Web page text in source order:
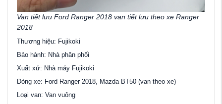
Van tiết lưu Ford Ranger 2018 van tiết lưu theo xe Ranger
2018
Thương hiệu: Fujikoki
Bảo hành: Nhà phân phối
Xuất xứ: Nhà máy Fujikoki
Dòng xe: Ford Ranger 2018, Mazda BT50 (van theo xe)
Loại van: Van vuông